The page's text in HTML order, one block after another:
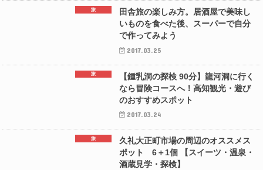
旅
田舎旅の楽しみ方。居酒屋で美味し
いものを食べた後、スーパーで自分
で作ってみよう
2017.03.25
旅
【鍾乳洞の探検 90分】龍河洞に行く
なら冒険コースへ！高知観光・遊び
のおすすめスポット
2017.03.24
旅
久礼大正町市場の周辺のオススメス
ポット 6＋1個 【スイーツ・温泉・
酒蔵見学・探検】